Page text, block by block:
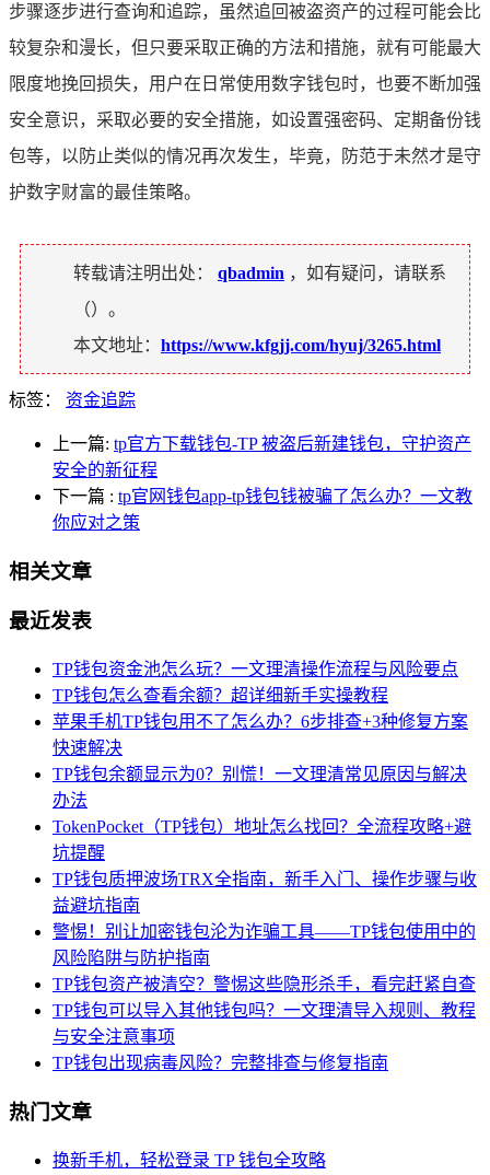
步骤逐步进行查询和追踪，虽然追回被盗资产的过程可能会比
较复杂和漫长，但只要采取正确的方法和措施，就有可能最大
限度地挽回损失，用户在日常使用数字钱包时，也要不断加强
安全意识，采取必要的安全措施，如设置强密码、定期备份钱
包等，以防止类似的情况再次发生，毕竟，防范于未然才是守
护数字财富的最佳策略。
转载请注明出处： qbadmin ，如有疑问，请联系
（）。
本文地址： https://www.kfgjj.com/hyuj/3265.html
标签： 资金追踪
上一篇: tp官方下载钱包-TP 被盗后新建钱包，守护资产
安全的新征程
下一篇 : tp官网钱包app-tp钱包钱被骗了怎么办？一文教
你应对之策
相关文章
最近发表
TP钱包资金池怎么玩？一文理清操作流程与风险要点
TP钱包怎么查看余额？超详细新手实操教程
苹果手机TP钱包用不了怎么办？6步排查+3种修复方案
快速解决
TP钱包余额显示为0？别慌！一文理清常见原因与解决
办法
TokenPocket（TP钱包）地址怎么找回？全流程攻略+避
坑提醒
TP钱包质押波场TRX全指南，新手入门、操作步骤与收
益避坑指南
警惕！别让加密钱包沦为诈骗工具——TP钱包使用中的
风险陷阱与防护指南
TP钱包资产被清空？警惕这些隐形杀手，看完赶紧自查
TP钱包可以导入其他钱包吗？一文理清导入规则、教程
与安全注意事项
TP钱包出现病毒风险？完整排查与修复指南
热门文章
换新手机，轻松登录 TP 钱包全攻略